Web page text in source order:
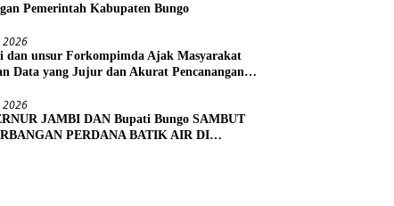
Pemerintah Kabupaten Bungo
2026
dan unsur Forkompimda Ajak Masyarakat
Data yang Jujur dan Akurat Pencanangan
2026
JAMBI DAN Bupati Bungo SAMBUT
PERDANA BATIK AIR DI